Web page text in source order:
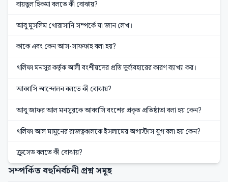
বায়তুল হিকমা বলতে কী বোঝায়?
আবু মুসলিম খোরাসানি সম্পর্কে যা জান লেখ।
কাকে এবং কেন আস-সাফফাহ বলা হয়?
খলিফা মনসুর কর্তৃক আলী বংশীয়দের প্রতি দুর্ব্যবহারের কারণ ব্যাখ্যা কর।
আব্বাসি আন্দোলন বলতে কী বোঝায়?
আবু জাফর আল মনসুরকে আব্বাসি বংশের প্রকৃত প্রতিষ্ঠাতা বলা হয় কেন?
খলিফা আল মামুনের রাজত্বকালকে ইসলামের অগাস্টাস যুগ বলা হয় কেন?
ক্রুসেড বলতে কী বোঝায়?
সম্পর্কিত বহুনির্বচনী প্রশ্ন সমূহ